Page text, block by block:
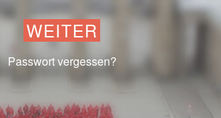
WEITER
Passwort vergessen?